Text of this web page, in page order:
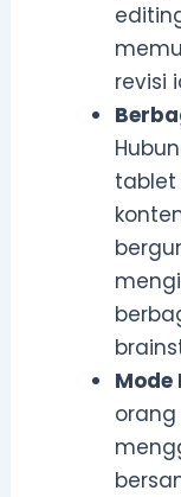
revisi
tablet